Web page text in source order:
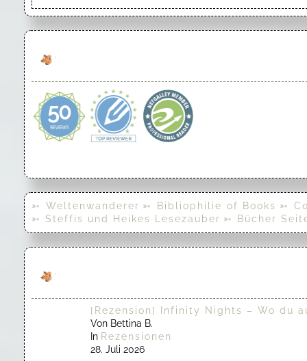
➳ Weltenwanderer ➳ Bibliophilie of Books ➳
➳ Steffis und Heikes Lesezauber ➳ Bücher
[Rezension] Infinity Nights – Wo du
Von Bettina B.
In Rezensionen
28. Juli 2026